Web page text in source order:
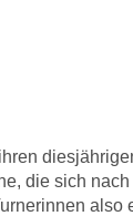
die sich
also